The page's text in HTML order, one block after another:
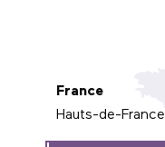
France
Hauts-de-France